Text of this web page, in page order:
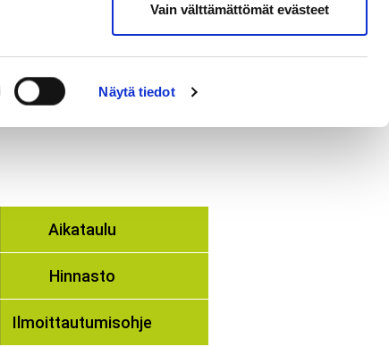
Näytä tiedot
Vain välttämättömät evästeet
Aikataulu
Hinnasto
Ilmoittautumisohje